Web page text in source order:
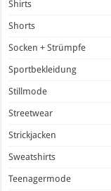
Shirts
Shorts
Socken + Strümpfe
Sportbekleidung
Stillmode
Streetwear
Strickjacken
Sweatshirts
Teenagermode